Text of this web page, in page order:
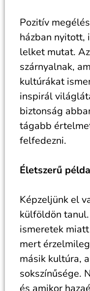
Pozitív
házban nyitott,
lelket mutat.
szárnyalnak,
kultúrákat
inspirál
biztonság
tágabb
felfedezni.
Életszerű
Képzeljünk el
külföldön
ismeretek
mert
másik kultúra,
sokszínűsége.
és amikor